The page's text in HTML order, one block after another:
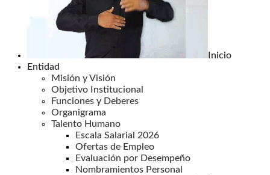
Inicio
Entidad
Misión y Visión
Objetivo Institucional
Funciones y Deberes
Organigrama
Talento Humano
Escala Salarial 2026
Ofertas de Empleo
Evaluación por Desempeño
Nombramientos Personal